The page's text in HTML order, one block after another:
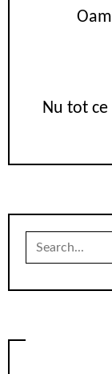
Nu tot
Search